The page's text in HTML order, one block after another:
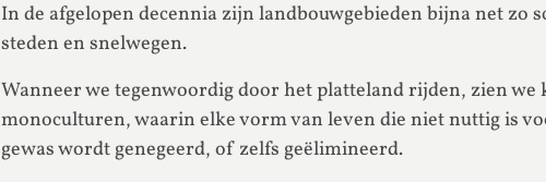
In de afgelopen decennia zijn landbouwgebieden bijna net zo
steden en snelwegen.
Wanneer we tegenwoordig door het platteland rijden, zien
monoculturen, waarin elke vorm van leven die niet nuttig is
gewas wordt genegeerd, of zelfs geëlimineerd.